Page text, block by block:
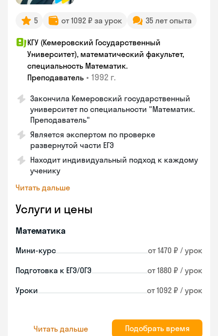
5 от 1092 ₽ за урок 35 лет опыта
КГУ (Кемеровский Государственный
Университет), математический факультет,
специальность Математик.
Преподаватель • 1992 г.
Закончила Кемеровский государственный
университет по специальности "Математик.
Преподаватель"
Является экспертом по проверке
развернутой части ЕГЭ
Находит индивидуальный подход к каждому
ученику
Читать дальше
Услуги и цены
Математика
Мини-курс от 1470 ₽ / урок
Подготовка к ЕГЭ/ОГЭ от 1880 ₽ / урок
Уроки от 1092 ₽ / урок
Читать дальше Подобрать время